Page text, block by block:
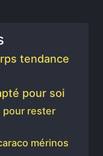
tendance
pour soi
pour rester
mérinos